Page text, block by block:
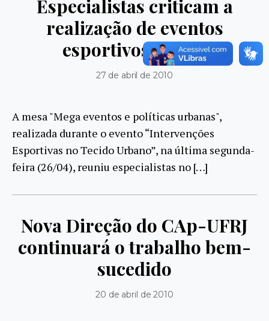
Especialistas criticam a
realização de eventos
esportivos no Rio
27 de abril de 2010
A mesa "Mega eventos e políticas urbanas",
realizada durante o evento “Intervenções
Esportivas no Tecido Urbano”, na última segunda-
feira (26/04), reuniu especialistas no […]
Nova Direção do CAp-UFRJ
continuará o trabalho bem-
sucedido
20 de abril de 2010